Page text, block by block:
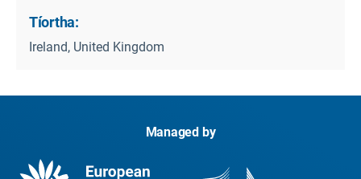
Tíortha:
Ireland, United Kingdom
Managed by